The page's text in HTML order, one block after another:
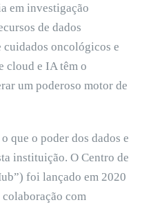
em investigação
de dados
cuidados oncológicos e
cloud e IA têm o
um poderoso motor de
que o poder dos dados e
instituição. O Centro de
foi lançado em 2020
com